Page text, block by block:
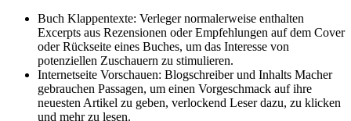
Buch Klappentexte: Verleger normalerweise enthalten
Excerpts aus Rezensionen oder Empfehlungen auf dem Cover
oder Rückseite eines Buches, um das Interesse von
potenziellen Zuschauern zu stimulieren.
Internetseite Vorschauen: Blogschreiber und Inhalts Macher
gebrauchen Passagen, um einen Vorgeschmack auf ihre
neuesten Artikel zu geben, verlockend Leser dazu, zu klicken
und mehr zu lesen.